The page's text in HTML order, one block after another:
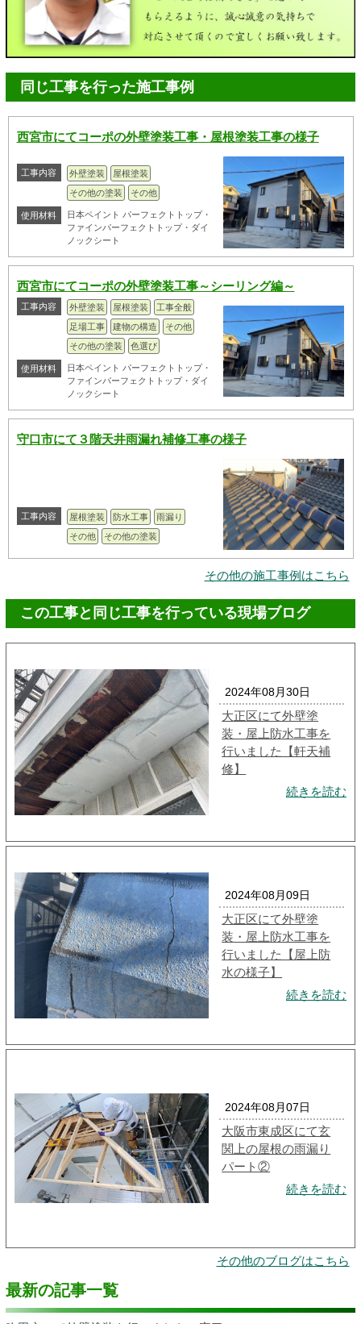
同じ工事を行った施工事例
西宮市にてコーポの外壁塗装工事・屋根塗装工事の様子
工事内容 外壁塗装
屋根塗装
その他の塗装
その他
使用材料
日本ペイント パーフェクトトップ・
ファインパーフェクトトップ・ダイ
ノックシート
西宮市にてコーポの外壁塗装工事～シーリング編～
工事内容 外壁塗装 屋根塗装
工事全般
足場工事
建物の構造
その他
その他の塗装
色選び
使用材料
日本ペイント パーフェクトトップ・
ファインパーフェクトトップ・ダイ
ノックシート
守口市にて３階天井雨漏れ補修工事の様子
工事内容 屋根塗装 防水工事
雨漏り
その他
その他の塗装
その他の施工事例はこちら
この工事と同じ工事を行っている現場ブログ
2024年08月30日
大正区にて外壁塗
装・屋上防水工事を
行いました【軒天補
修】
続きを読む
2024年08月09日
大正区にて外壁塗
装・屋上防水工事を
行いました【屋上防
水の様子】
続きを読む
2024年08月07日
大阪市東成区にて玄
関上の屋根の雨漏り
パート②
続きを読む
その他のブログはこちら
最新の記事一覧